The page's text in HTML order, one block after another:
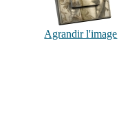
Agrandir l'image